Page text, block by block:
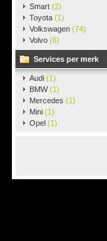
Smart (2)
Toyota (1)
Volkswagen (74)
Volvo (6)
Services per merk
Audi (1)
BMW(1)
Mercedes (1)
Mini (1)
Opel (1)